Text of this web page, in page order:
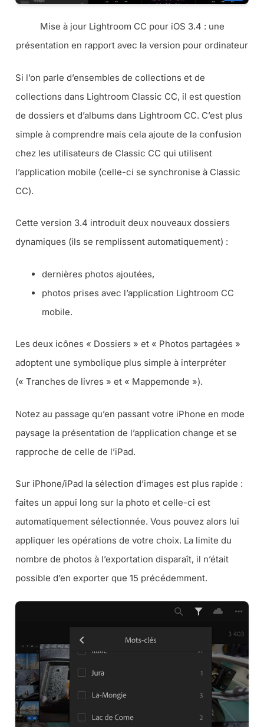
Mise à jour Lightroom CC pour iOS 3.4 : une
présentation en rapport avec la version pour ordinateur
Si l’on parle d’ensembles de collections et de
collections dans Lightroom Classic CC, il est question
de dossiers et d’albums dans Lightroom CC. C’est plus
simple à comprendre mais cela ajoute de la confusion
chez les utilisateurs de Classic CC qui utilisent
l’application mobile (celle-ci se synchronise à Classic
CC).
Cette version 3.4 introduit deux nouveaux dossiers
dynamiques (ils se remplissent automatiquement) :
dernières photos ajoutées,
photos prises avec l’application Lightroom CC
mobile.
Les deux icônes « Dossiers » et « Photos partagées »
adoptent une symbolique plus simple à interpréter
(« Tranches de livres » et « Mappemonde »).
Notez au passage qu’en passant votre iPhone en mode
paysage la présentation de l’application change et se
rapproche de celle de l’iPad.
Sur iPhone/iPad la sélection d’images est plus rapide :
faites un appui long sur la photo et celle-ci est
automatiquement sélectionnée. Vous pouvez alors lui
appliquer les opérations de votre choix. La limite du
nombre de photos à l’exportation disparaît, il n’était
possible d’en exporter que 15 précédemment.